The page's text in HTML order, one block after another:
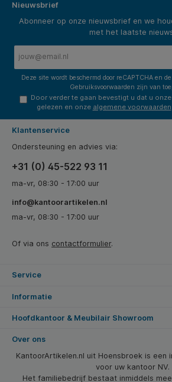
Nieuwsbrief
Abonneer op onze nieuwsbrief en we
met het laatste
Deze site wordt beschermd door reCAPTCHA en de
Gebruiksvoorwaarden zijn van
Door verder te gaan bevestigt u dat u onze
gelezen en onze algemene voorwaarden
Klantenservice
Ondersteuning en advies via:
+31 (0) 45-522 93 11
ma-vr, 08:30 - 17:00 uur
info@kantoorartikelen.nl
ma-vr, 08:30 - 17:00 uur
Of via ons contactformulier.
Service
Informatie
Hoofdkantoor & Meubilair Showroom
Over ons
KantoorArtikelen.nl uit Hoensbroek is een
voor uw kantoor NV.
Het familiebedrijf bestaat inmiddels